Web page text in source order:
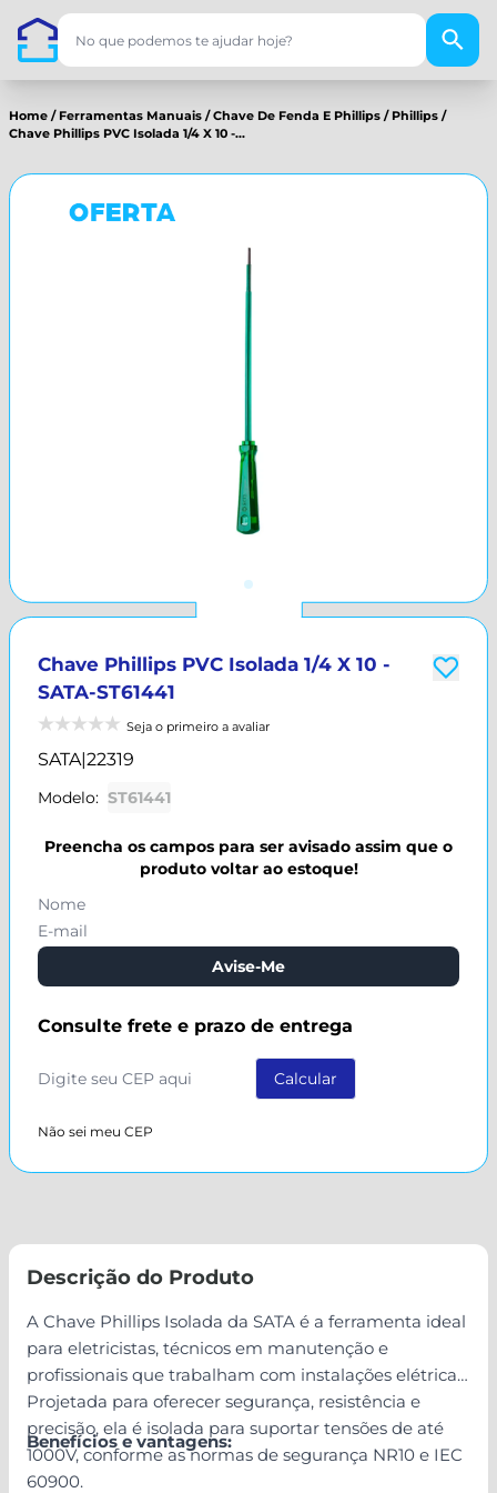
Home / Ferramentas Manuais /Chave De Fenda E Phillips / Phillips /
Chave Phillips PVC Isolada 1/4 X 10 -...
Chave Phillips PVC Isolada 1/4 X 10 -
SATA-ST61441
Seja o primeiro a avaliar
SATA|22319
Modelo: ST61441
Preencha os campos para ser avisado assim que o
produto voltar ao estoque!
Avise-Me
Consulte frete e prazo de entrega
Não sei meu CEP
Descrição do Produto
A Chave Phillips Isolada da SATA é a ferramenta ideal
para eletricistas, técnicos em manutenção e
profissionais que trabalham com instalações elétricas.
Projetada para oferecer segurança, resistência e
precisão, ela é isolada para suportar tensões de até
1000V, conforme as normas de segurança NR10 e IEC
60900.
Benefícios e vantagens: